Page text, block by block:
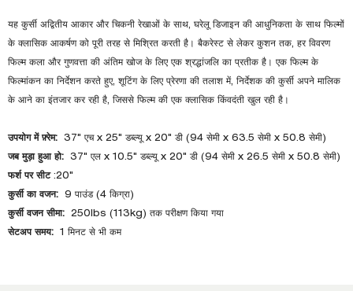
यह कुर्सी अद्वितीय आकार और चिकनी रेखाओं के साथ, घरेलू डिजाइन की आधुनिकता के साथ फिल्मों
के क्लासिक आकर्षण को पूरी तरह से मिश्रित करती है। बैकरेस्ट से लेकर कुशन तक, हर विवरण
फिल्म कला और गुणवत्ता की अंतिम खोज के लिए एक श्रद्धांजलि का प्रतीक है। एक फिल्म के
फिल्मांकन का निर्देशन करते हुए, शूटिंग के लिए प्रेरणा की तलाश में, निर्देशक की कुर्सी अपने मालिक
के आने का इंतजार कर रही है, जिससे फिल्म की एक क्लासिक किंवदंती खुल रही है।
उपयोग में फ़्रेम:
37" एच x 25" डब्ल्यू x 20" डी (94 सेमी x 63.5 सेमी x 50.8 सेमी)
जब मुड़ा हुआ हो:
37" एल x 10.5" डब्ल्यू x 20" डी (94 सेमी x 26.5 सेमी x 50.8 सेमी)
फर्श पर सीट :20"
कुर्सी का वजन:
9 पाउंड (4 किग्रा)
कुर्सी वजन सीमा:
250lbs (113kg) तक परीक्षण किया गया
सेटअप समय:
1 मिनट से भी कम